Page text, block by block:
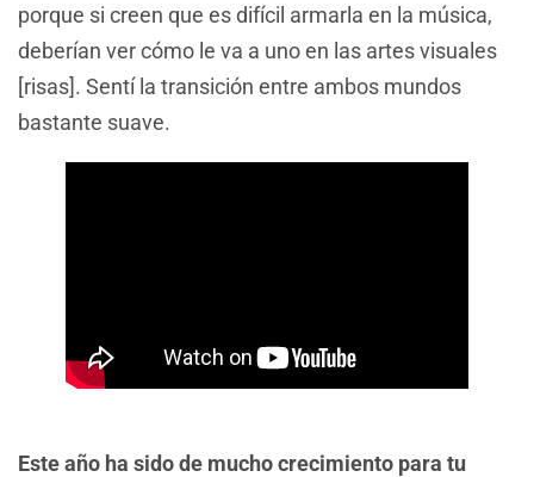
porque si creen que es difícil armarla en la música,
deberían ver cómo le va a uno en las artes visuales
[risas]. Sentí la transición entre ambos mundos
bastante suave.
Este año ha sido de mucho crecimiento para tu